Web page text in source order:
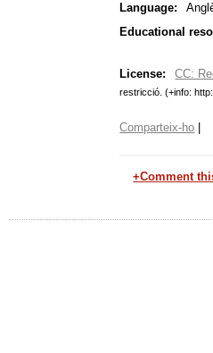
Language:
Educational
License: CC:
restricció. (+info:
Comparteix-ho
+Comment